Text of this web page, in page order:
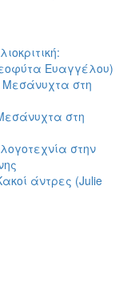
Ευαγγέλου)
Μεσάνυχτα στη
στη
στην
άντρες (Julie